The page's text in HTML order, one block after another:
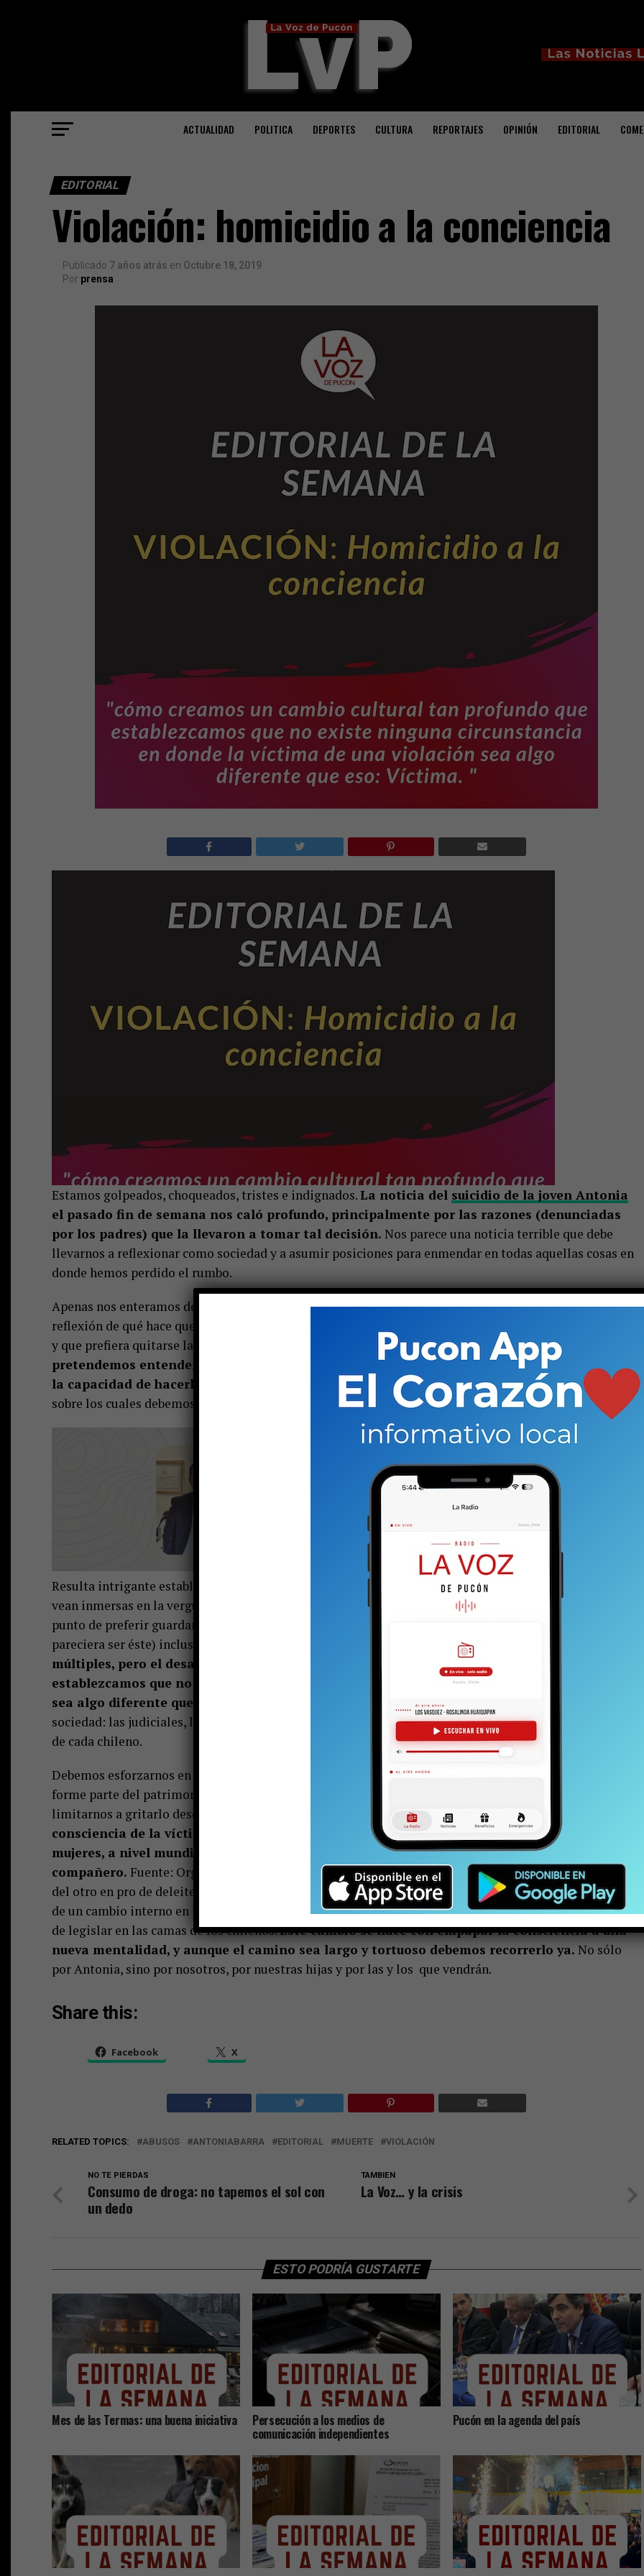
ACTUALIDAD POLITICA DEPORTES CULTURA REPORTAJES OPINIÓN EDITORIAL
EDITORIAL
Violación: homicidio a la conciencia
Publicado 7 años atrás en Octubre 18, 2019
Por prensa
Estamos golpeados, choqueados, tristes e indignados.La noticia del suicidio de la joven Antonia
el pasado fin de semana nos caló profundo, principalmente por las razones (denunciadas
por los padres) que la llevaron a tomar tal decisión. Nos parece una noticia terrible que debe
llevarnos a reflexionar como sociedad y a asumir posiciones para enmendar en todas aquellas cosas en
donde hemos perdido el rumbo.
Apenas nos enteramos de esta noticia, surgió en medio de las reuniones de coordinación y de pautas la
reflexión de qué hace que una niña de 20 años pueda guardar por más de 20 días un secreto tan terrible
y que prefiera quitarse la vida antes de gritarlo al mundo con el objeto de buscar justicia.No
pretendemos entenderlo desde esta tribuna. No caeremos en la arrogancia de creernos con
la capacidad de hacerlo,
pero sin embargo creemos que sí es posible establecer ciertos elementos
sobre los cuales debemos aprender.
Resulta intrigante establecer qué hace que las mujeres que son víctimas de este deleznable delito se
vean inmersas en la vergüenza propia, como asumiendo algún tipo de culpabilidad de los hechos, al
punto de preferir guardarlo en secreto en vez del clamor de la justicia y en algunos casos (como
pareciera ser éste) inclusive preferir la muerte antes de exponerlo.
Las respuestas pueden ser
múltiples, pero el desafío es cómo creamos un cambio cultural tan profundo que
establezcamos que no existe ninguna circunstancia en donde la víctima de una violación
sea algo diferente que eso: víctima.
Y que eso esté establecido en todos las instancias de nuestra
sociedad: las judiciales, las personas, las políticas y, quizás la más difícil, la conversación de sobremesa
de cada chileno.
Debemos esforzarnos en hacer de nuestro país un ambiente seguro en donde la violencia sexual no
forme parte del patrimonio de las relaciones humanas. Aunque parezca utópico e inviable esto no debe
limitarnos a gritarlo desde todas las trincheras posibles.
La violación es un homicidio a la
consciencia de la víctima, cualquiera sea el contexto en donde se dé (Cerca del 25% de las
mujeres, a nivel mundial, ha sufrido alguna vez abusos sexuales por parte de su esposo o
compañero. Fuente: Organización Mundial de la Salud). Basta de la invisibilización de la consciencia
del otro en pro de deleites personales. El egoísmo carcome y deja de manifiesto la necesidad profunda
de un cambio interno en la propia humanidad. Este cambio no viene con leyes. Las leyes no son capaces
de legislar en las camas de los chilenos.Este cambio se hace con empapar la consciencia a una
nueva mentalidad, y aunque el camino sea largo y tortuoso debemos recorrerlo ya. No sólo
por Antonia, sino por nosotros, por nuestras hijas y por las y los que vendrán.
Share this:
Facebook X
RELATED TOPICS: ABUSOS ANTONIABARRA EDITORIAL MUERTE VIOLACIÓN
TAMBIEN
La Voz… y la crisis
NO TE PIERDAS
Consumo de droga: no tapemos el sol con
un dedo
ESTO PODRÍA GUSTARTE
Mes de las Termas: una buena iniciativa Persecución a los medios de
comunicación independientes
Pucón en la agenda del país